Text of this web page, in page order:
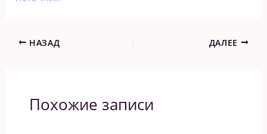
НАЗАД ДАЛЕЕ
Похожие записи